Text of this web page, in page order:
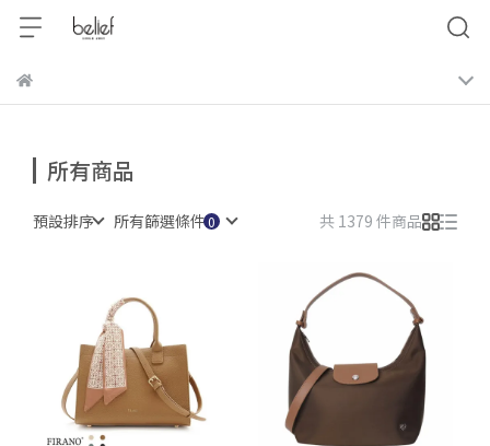
所有商品
預設排序 所有篩選條件 共 1379 件商品